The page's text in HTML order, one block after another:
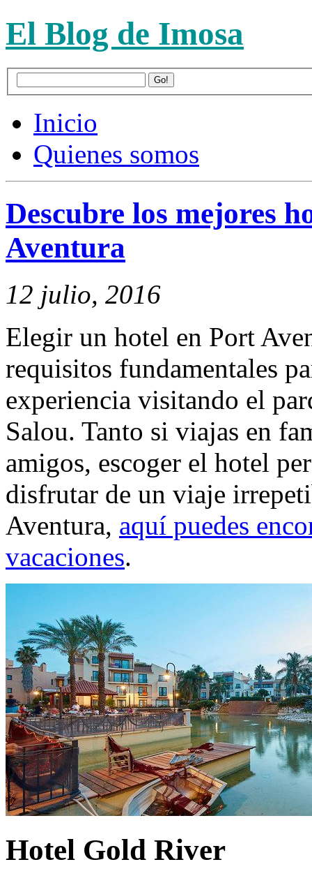
El Blog de Imosa
Inicio
Quienes somos
Descubre los mejores
Aventura
12 julio, 2016
Elegir un hotel en Port
requisitos fundamentales
experiencia visitando el
Salou. Tanto si viajas en
amigos, escoger el hotel
disfrutar de un viaje
Aventura, aquí puedes
vacaciones.
Hotel Gold River